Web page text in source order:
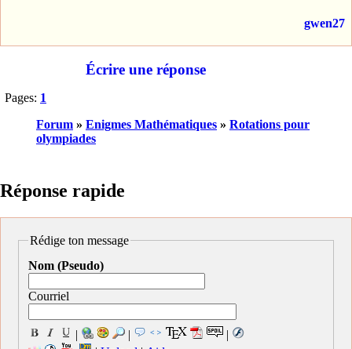
gwen27
Écrire une réponse
Pages: 1
Forum » Enigmes Mathématiques » Rotations pour
olympiades
Réponse rapide
Rédige ton message
Nom (Pseudo)
Courriel
| |
|